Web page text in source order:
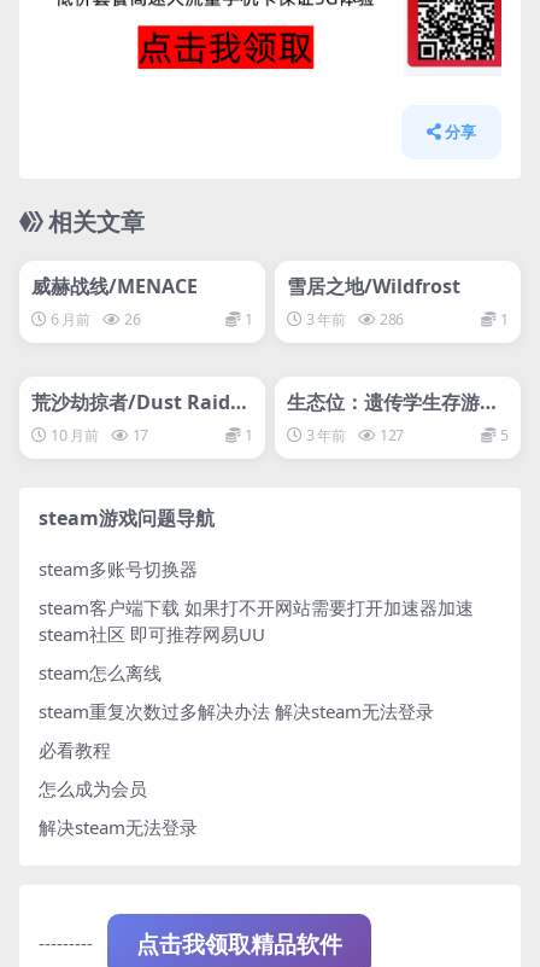
分享
相关文章
网盘下载游戏
威赫战线/MENACE
6 月前 26 1
雪居之地/Wildfrost
3 年前 286 1
网盘下载游戏
荒沙劫掠者/Dust Raider
s 10 月前 17 1
网盘下载游戏
生态位：遗传学生存游戏/
Niche – a genetics surv
ival game
3 年前 127 5
steam游戏问题导航
steam多账号切换器
steam客户端下载 如果打不开网站需要打开加速器加速
steam社区 即可推荐网易UU
steam怎么离线
steam重复次数过多解决办法 解决steam无法登录
必看教程
怎么成为会员
解决steam无法登录
--------- 点击我领取精品软件